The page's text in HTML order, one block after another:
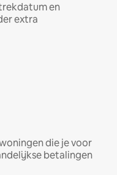
en
extra
die je voor
betalingen